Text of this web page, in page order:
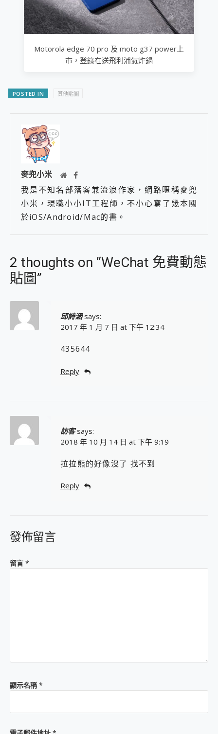
Motorola edge 70 pro 及 moto g37 power上
市，登錄在送飛利浦氣炸鍋
POSTED IN 其他貼圖
麥兜小米
我是不知名部落客兼流浪作家，網路暱稱麥兜
小米，現職小小IT工程師，不小心寫了幾本關
於iOS/Android/Mac的書。
2 thoughts on “WeChat 免費動態
貼圖”
邱詩涵 says:
2017 年 1 月 7 日 at 下午 12:34
435644
Reply
訪客 says:
2018 年 10 月 14 日 at 下午 9:19
拉拉熊的好像沒了 找不到
Reply
發佈留言
留言 *
顯示名稱*